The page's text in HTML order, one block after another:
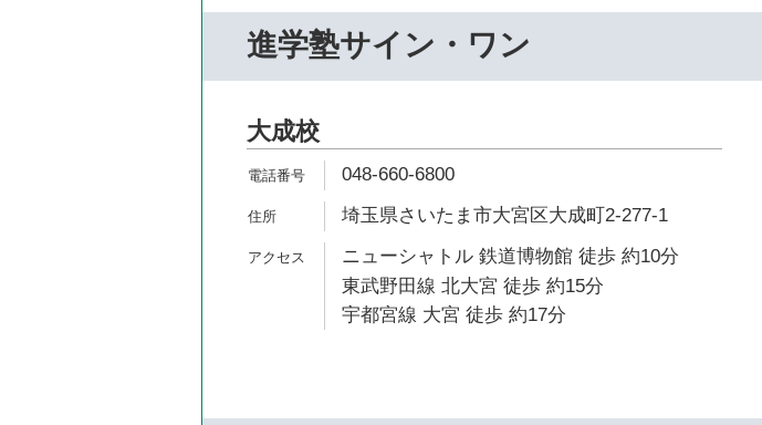
進学塾サイン・ワン
大成校
048-660-6800
埼玉県さいたま市大宮区大成町2-277-1
ニューシャトル 鉄道博物館 徒歩 約10分
東武野田線 北大宮 徒歩 約15分
宇都宮線 大宮 徒歩 約17分